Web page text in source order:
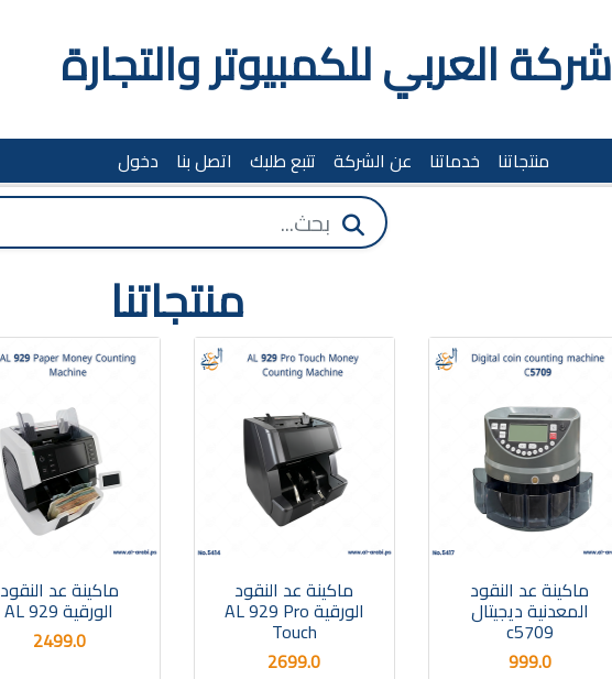
شركة العربي للكمبيوتر والتجارة
منتجاتنا خدماتنا عن الشركة تتبع طلبك اتصل بنا دخول
منتجاتنا
ماكينة عد النقود
المعدنية ديجيتال
c5709
999.0
ماكينة عد النقود
الورقية AL 929 Pro
Touch
2699.0
ماكينة عد النقود
الورقية AL 929
2499.0